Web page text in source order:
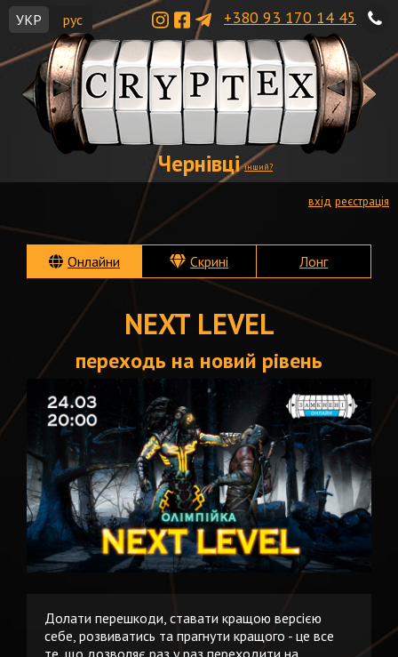
+380 93 170 14 45
Чернівці інший?
вхід реєстрація
УКР рус
Онлайни Скрині Лонг
NEXT LEVEL
переходь на новий рівень
Долати перешкоди, ставати кращою версією
себе, розвиватись та прагнути кращого - це все